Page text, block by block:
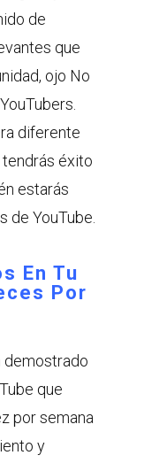
de
que
ojo No
diferente
éxito
estarás
de YouTube.
En Tu
Por
demostrado
que
por semana
y